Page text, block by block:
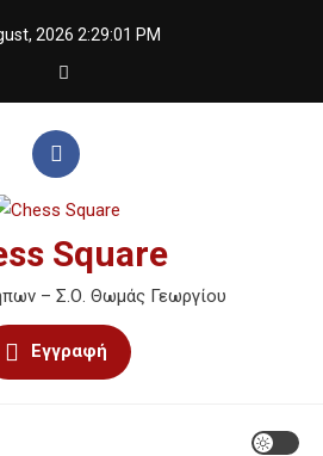
2026 2:29:01 PM
Square
– Σ.Ο. Θωμάς Γεωργίου
Εγγραφή